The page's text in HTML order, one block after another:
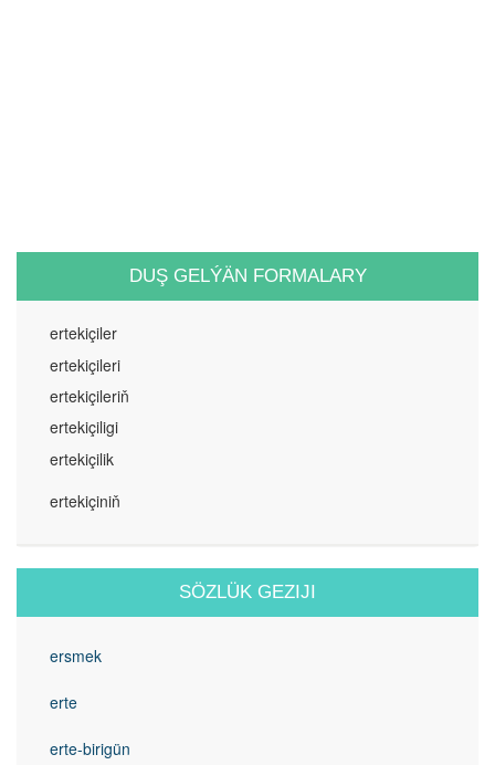
DUŞ GELÝÄN FORMALARY
ertekiçiler
ertekiçileri
ertekiçileriň
ertekiçiligi
ertekiçilik
ertekiçiniň
SÖZLÜK GEZIJI
ersmek
erte
erte-birigün